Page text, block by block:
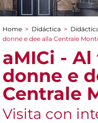
You are here
Home > Didáctica >
donne e dee alla Centrale
aMICi -
donne e
Centrale
Visita con